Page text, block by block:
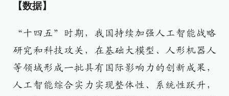
【数据】
“十四五”时期，我国持续加强人工智能战略
研究和科技攻关，在基础大模型、人形机器人
等领域形成一批具有国际影响力的创新成果，
人工智能综合实力实现整体性、系统性跃升，